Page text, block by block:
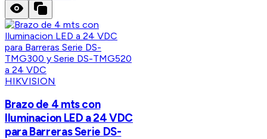
HIKVISION
Brazo de 4 mts con
Iluminacion LED a 24 VDC
para Barreras Serie DS-